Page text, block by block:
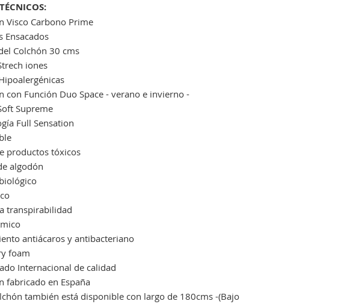
Visco Carbono Prime
Ensacados
Colchón 30 cms
iones
con Función Duo Space - verano e invierno -
Supreme
Full Sensation
productos tóxicos
algodón
transpirabilidad
antiácaros y antibacteriano
foam
Internacional de calidad
fabricado en España
también está disponible con largo de 180cms -(Bajo